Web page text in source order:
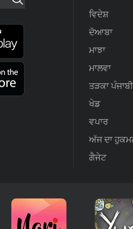
ਵਿਦੇਸ਼
ਦੋਆਬਾ
ਮਾਝਾ
ਮਾਲਵਾ
ਤੜਕਾ ਪੰਜਾਬੀ
ਖੇਡ
ਵਪਾਰ
ਅੱਜ ਦਾ
ਗੈਜੇਟ